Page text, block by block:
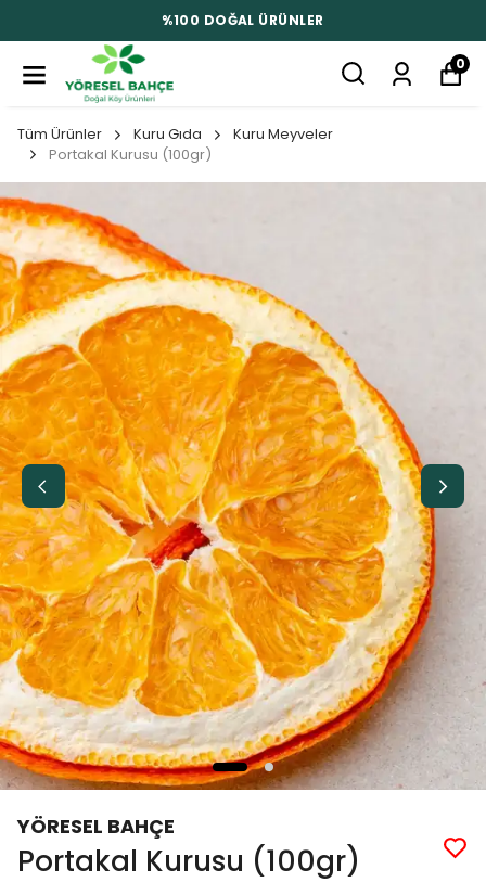
%100 DOĞAL ÜRÜNLER
0
Tüm Ürünler Kuru Gıda
Kuru Meyveler
Portakal Kurusu (100gr)
YÖRESEL BAHÇE
Portakal Kurusu (100gr)